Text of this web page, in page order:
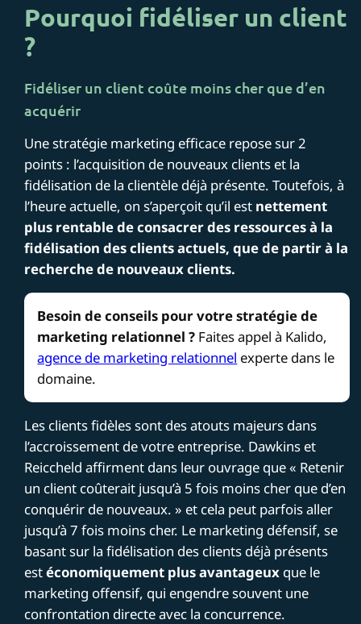
Pourquoi fidéliser un client
?
Fidéliser un client coûte moins cher que d’en
acquérir
Une stratégie marketing efficace repose sur 2
points : l’acquisition de nouveaux clients et la
fidélisation de la clientèle déjà présente. Toutefois, à
l’heure actuelle, on s’aperçoit qu’il est nettement
plus rentable de consacrer des ressources à la
fidélisation des clients actuels, que de partir à la
recherche de nouveaux clients.
Besoin de conseils pour votre stratégie de
marketing relationnel ? Faites appel à Kalido,
agence de marketing relationnel experte dans le
domaine.
Les clients fidèles sont des atouts majeurs dans
l’accroissement de votre entreprise. Dawkins et
Reiccheld affirment dans leur ouvrage que « Retenir
un client coûterait jusqu’à 5 fois moins cher que d’en
conquérir de nouveaux. » et cela peut parfois aller
jusqu’à 7 fois moins cher. Le marketing défensif, se
basant sur la fidélisation des clients déjà présents
estéconomiquement plus avantageux que le
marketing offensif, qui engendre souvent une
confrontation directe avec la concurrence.